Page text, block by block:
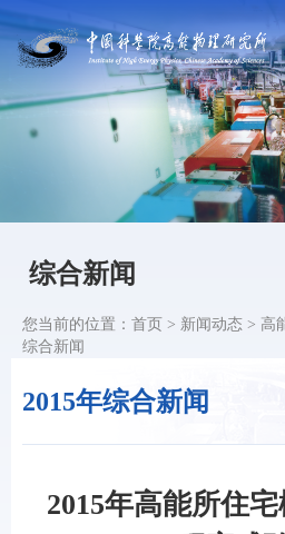
综合新闻
2015年综合新闻
您当前的位置： 首页 > 新闻动态 > 高
综合新闻
2015年高能所住